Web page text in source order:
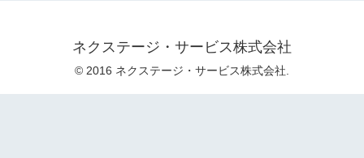
ネクステージ・サービス株式会社
© 2016 ネクステージ・サービス株式会社.